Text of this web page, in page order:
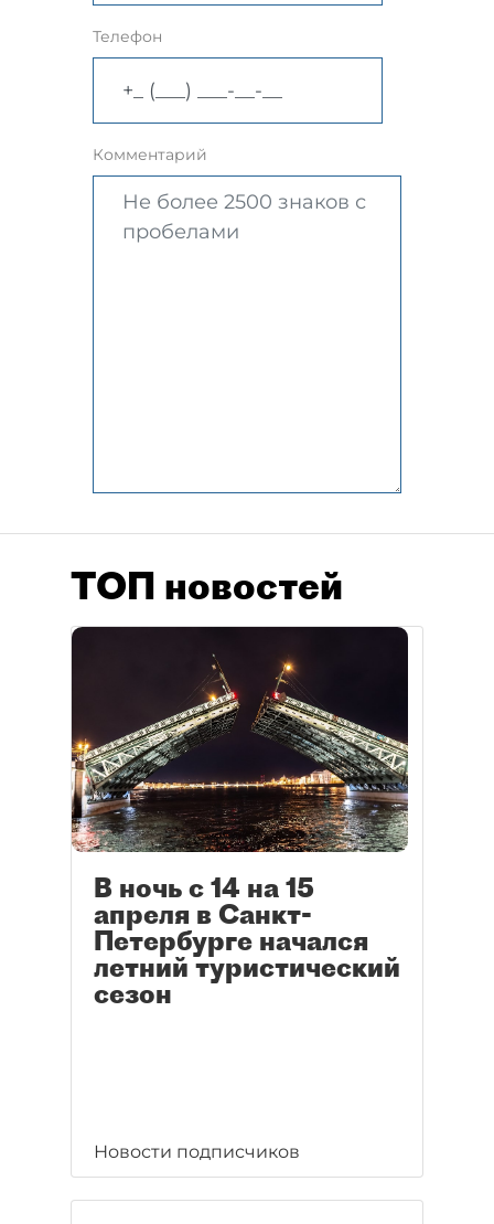
Телефон
Комментарий
ТОП новостей
В ночь с 14 на 15
апреля в Санкт-
Петербурге начался
летний туристический
сезон
Новости подписчиков